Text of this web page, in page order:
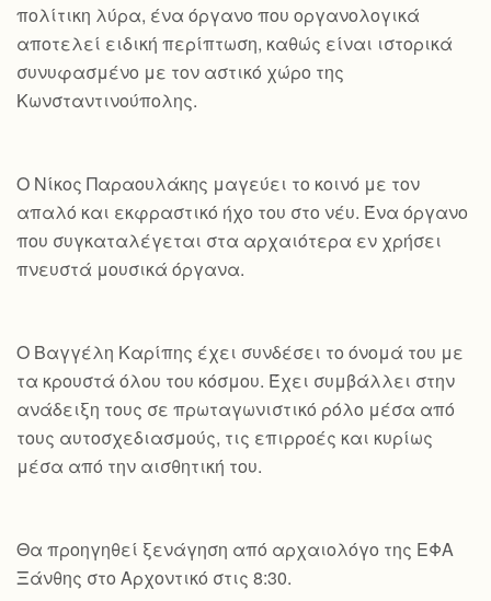
πολίτικη λύρα, ένα όργανο που οργανολογικά
αποτελεί ειδική περίπτωση, καθώς είναι ιστορικά
συνυφασμένο με τον αστικό χώρο της
Κωνσταντινούπολης.
Ο Νίκος Παραουλάκης μαγεύει το κοινό με τον
απαλό και εκφραστικό ήχο του στο νέυ. Ένα όργανο
που συγκαταλέγεται στα αρχαιότερα εν χρήσει
πνευστά μουσικά όργανα.
Ο Βαγγέλη Καρίπης έχει συνδέσει το όνομά του με
τα κρουστά όλου του κόσμου. Έχει συμβάλλει στην
ανάδειξη τους σε πρωταγωνιστικό ρόλο μέσα από
τους αυτοσχεδιασμούς, τις επιρροές και κυρίως
μέσα από την αισθητική του.
Θα προηγηθεί ξενάγηση από αρχαιολόγο της ΕΦΑ
Ξάνθης στο Αρχοντικό στις 8:30.